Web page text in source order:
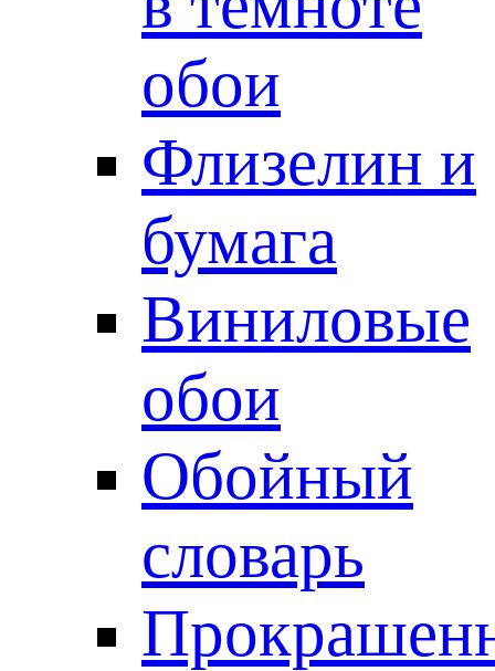
обои
Флизелин и
бумага
Виниловые
обои
Обойный
словарь